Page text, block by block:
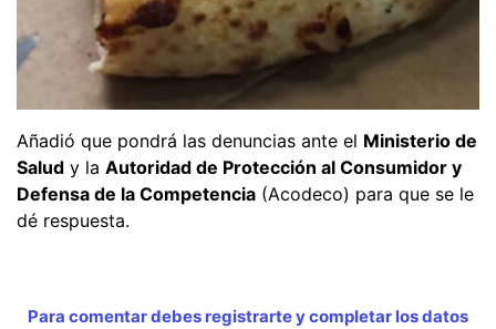
Añadió que pondrá las denuncias ante el Ministerio de
Salud y la Autoridad de Protección al Consumidor y
Defensa de la Competencia (Acodeco) para que se le
dé respuesta.
Para comentar debes registrarte y completar los datos